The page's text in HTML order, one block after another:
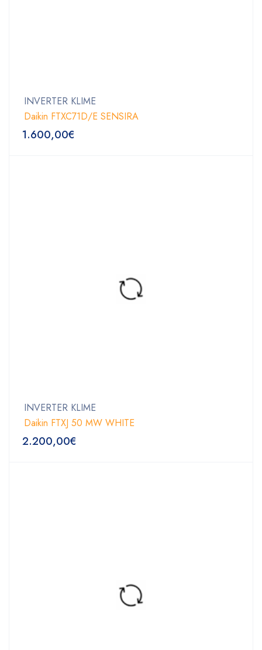
INVERTER KLIME
Daikin FTXC71D/E SENSIRA
1.600,00€
INVERTER KLIME
Daikin FTXJ 50 MW WHITE
2.200,00€